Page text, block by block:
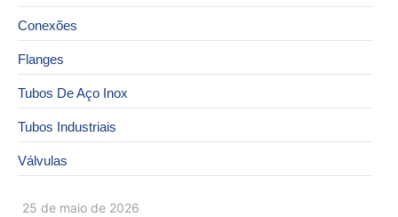
25 de maio de 2026
Conexões
Flanges
Tubos De Aço Inox
Tubos Industriais
Válvulas